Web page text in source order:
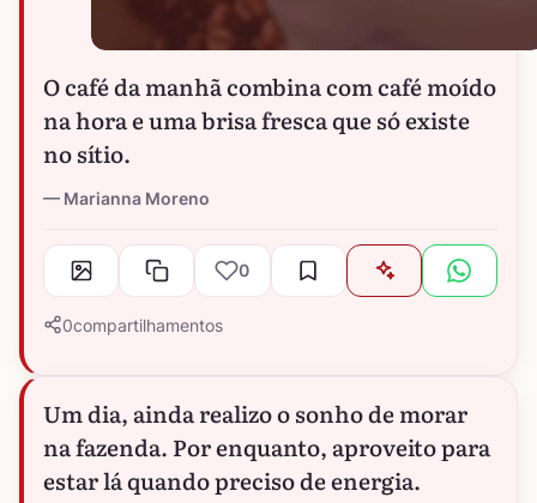
O café da manhã combina com café moído
na hora e uma brisa fresca que só existe
no sítio.
Marianna Moreno
0
0compartilhamentos
Um dia, ainda realizo o sonho de morar
na fazenda. Por enquanto, aproveito para
estar lá quando preciso de energia.